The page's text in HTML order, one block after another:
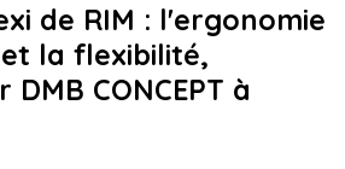
de RIM : l'ergonomie
la flexibilité,
CONCEPT à